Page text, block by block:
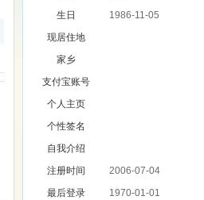
生日
1986-11-05
现居住地
家乡
支付宝账号
个人主页
个性签名
自我介绍
注册时间
2006-07-04
最后登录
1970-01-01